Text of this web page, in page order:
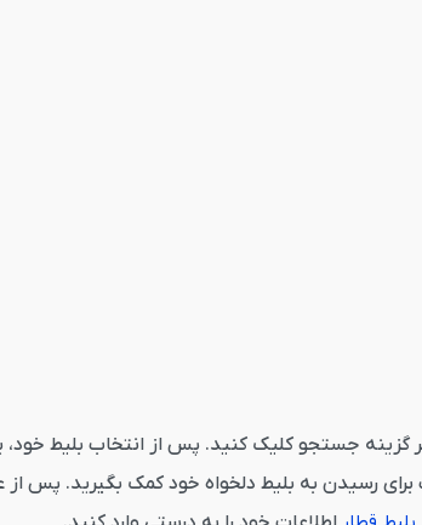
زمان حرکت دلخواه را وارد و بر گزینه جستجو کلیک کنید. پس از
رسیدن به بلیط دلخواه خود کمک بگیرید. پس از